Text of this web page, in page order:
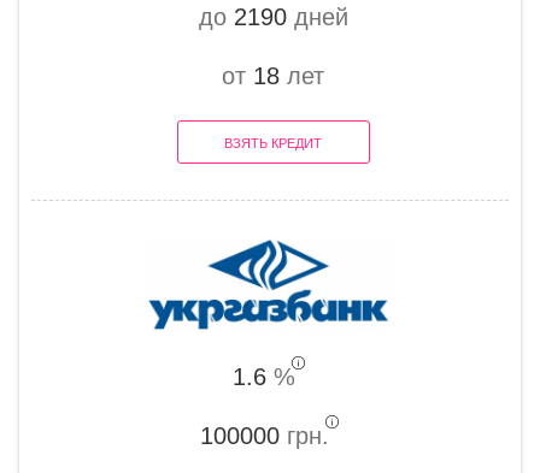
до 2190дней
от 18 лет
ВЗЯТЬ КРЕДИТ
1.6 %
100000грн.